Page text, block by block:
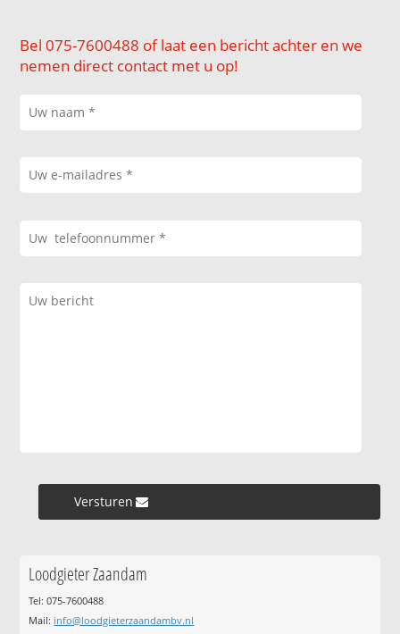
Bel 075-7600488 of laat een bericht achter en we
nemen direct contact met u op!
Versturen »
Loodgieter Zaandam
Tel: 075-7600488
Mail: info@loodgieterzaandambv.nl